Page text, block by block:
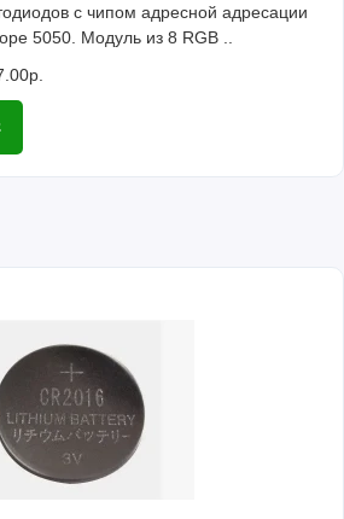
с чипом адресной адресации
5050. Модуль из 8 RGB ..